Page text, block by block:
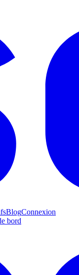
BlogConnexion
bord